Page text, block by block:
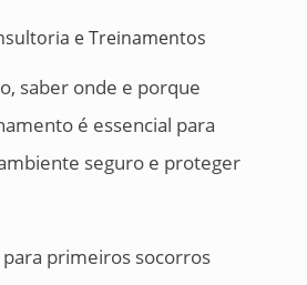
saber onde e porque
é essencial para
seguro e proteger
primeiros socorros